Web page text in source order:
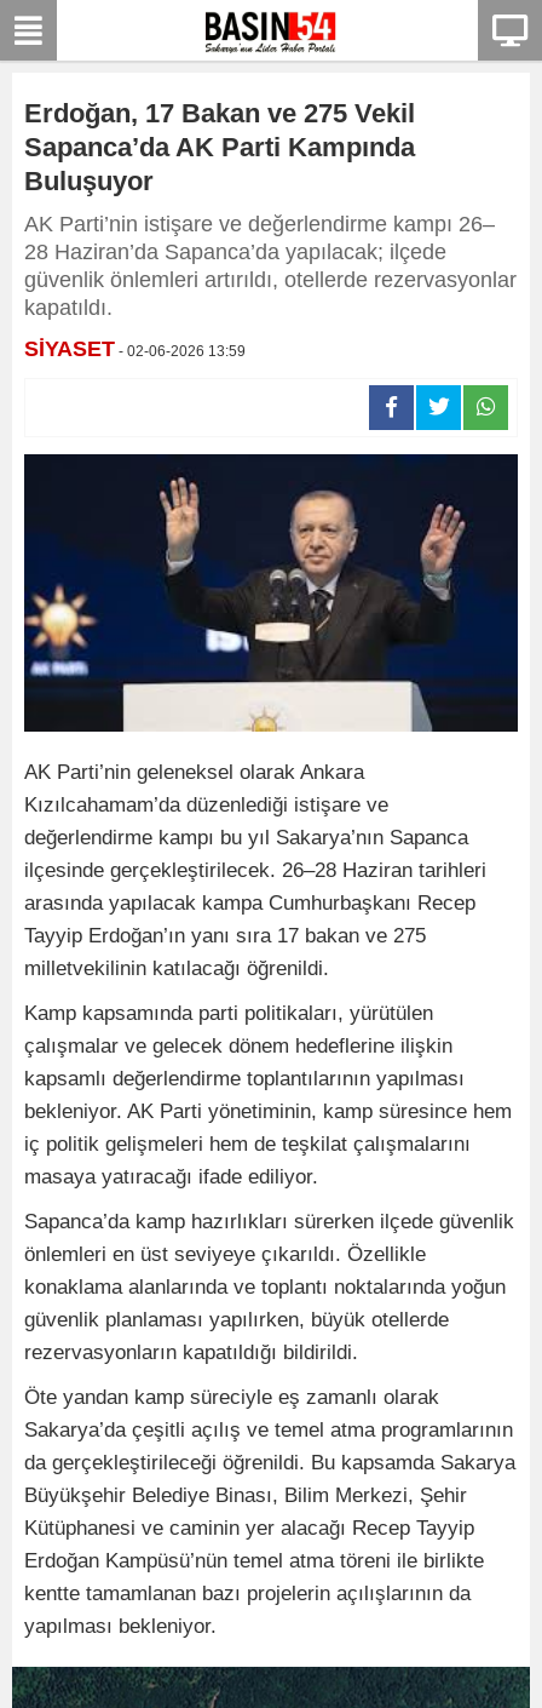
Erdoğan, 17 Bakan ve 275 Vekil
Sapanca’da AK Parti Kampında
Buluşuyor
AK Parti’nin istişare ve değerlendirme kampı 26–
28 Haziran’da Sapanca’da yapılacak; ilçede
güvenlik önlemleri artırıldı, otellerde rezervasyonlar
kapatıldı.
SİYASET - 02-06-2026 13:59
AK Parti’nin geleneksel olarak Ankara
Kızılcahamam’da düzenlediği istişare ve
değerlendirme kampı bu yıl Sakarya’nın Sapanca
ilçesinde gerçekleştirilecek. 26–28 Haziran tarihleri
arasında yapılacak kampa Cumhurbaşkanı Recep
Tayyip Erdoğan’ın yanı sıra 17 bakan ve 275
milletvekilinin katılacağı öğrenildi.
Kamp kapsamında parti politikaları, yürütülen
çalışmalar ve gelecek dönem hedeflerine ilişkin
kapsamlı değerlendirme toplantılarının yapılması
bekleniyor. AK Parti yönetiminin, kamp süresince hem
iç politik gelişmeleri hem de teşkilat çalışmalarını
masaya yatıracağı ifade ediliyor.
Sapanca’da kamp hazırlıkları sürerken ilçede güvenlik
önlemleri en üst seviyeye çıkarıldı. Özellikle
konaklama alanlarında ve toplantı noktalarında yoğun
güvenlik planlaması yapılırken, büyük otellerde
rezervasyonların kapatıldığı bildirildi.
Öte yandan kamp süreciyle eş zamanlı olarak
Sakarya’da çeşitli açılış ve temel atma programlarının
da gerçekleştirileceği öğrenildi. Bu kapsamda Sakarya
Büyükşehir Belediye Binası, Bilim Merkezi, Şehir
Kütüphanesi ve caminin yer alacağı Recep Tayyip
Erdoğan Kampüsü’nün temel atma töreni ile birlikte
kentte tamamlanan bazı projelerin açılışlarının da
yapılması bekleniyor.